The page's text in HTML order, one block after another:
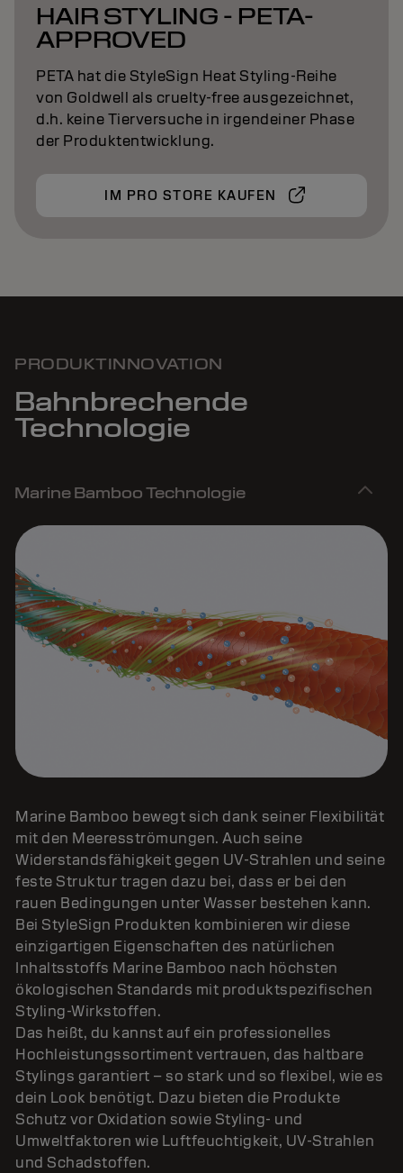
HAIR STYLING - PETA-
APPROVED
PETA hat die StyleSign Heat Styling-Reihe
von Goldwell als cruelty-free ausgezeichnet,
d.h. keine Tierversuche in irgendeiner Phase
der Produktentwicklung.
IM PRO STORE KAUFEN
PRODUKTINNOVATION
Bahnbrechende
Technologie
Marine Bamboo Technologie
Marine Bamboo bewegt sich dank seiner Flexibilität
mit den Meeresströmungen. Auch seine
Widerstandsfähigkeit gegen UV-Strahlen und seine
feste Struktur tragen dazu bei, dass er bei den
rauen Bedingungen unter Wasser bestehen kann.
Bei StyleSign Produkten kombinieren wir diese
einzigartigen Eigenschaften des natürlichen
Inhaltsstoffs Marine Bamboo nach höchsten
ökologischen Standards mit produktspezifischen
Styling-Wirkstoffen.
Das heißt, du kannst auf ein professionelles
Hochleistungssortiment vertrauen, das haltbare
Stylings garantiert – so stark und so flexibel, wie es
dein Look benötigt. Dazu bieten die Produkte
Schutz vor Oxidation sowie Styling- und
Umweltfaktoren wie Luftfeuchtigkeit, UV-Strahlen
und Schadstoffen.